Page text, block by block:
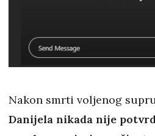
Nakon smrti voljenog
Danijela nikada nije